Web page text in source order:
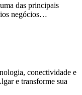
das principais
negócios…
conectividade e
e transforme sua